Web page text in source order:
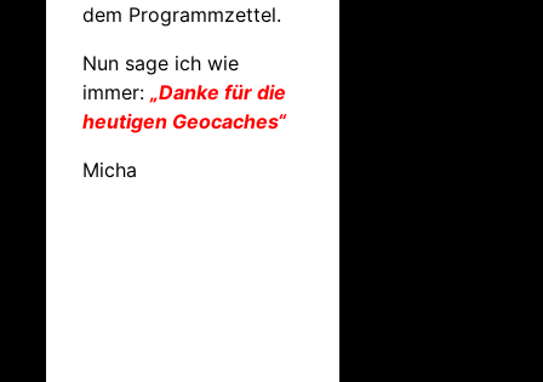
dem Programmzettel.
Nun sage ich wie
immer: „Danke für die
heutigen Geocaches“
Micha